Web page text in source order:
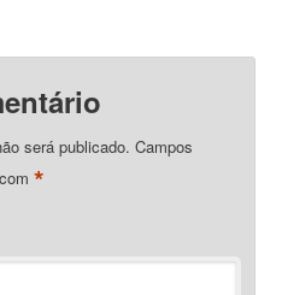
será publicado. Campos
*